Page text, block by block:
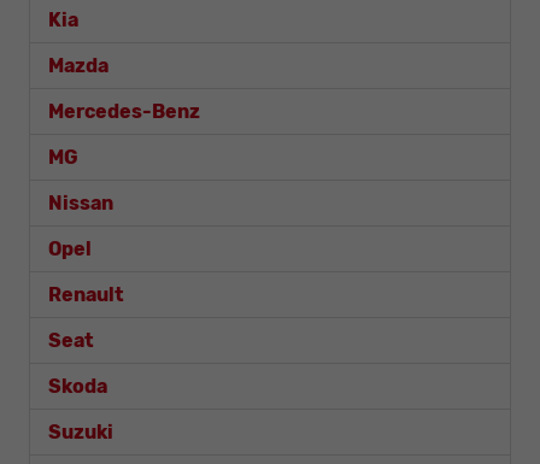
Kia
Mazda
Mercedes-Benz
MG
Nissan
Opel
Renault
Seat
Skoda
Suzuki